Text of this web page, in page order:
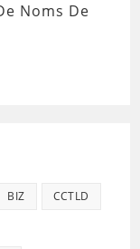
Noms De
BIZ CCTLD